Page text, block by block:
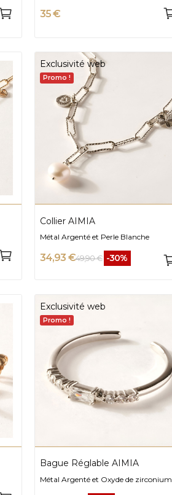
35 €
Exclusivité web
Promo !
Collier AIMIA
Métal Argenté et Perle Blanche
34,93 €49,90 € -30%
Exclusivité web
Promo !
Bague Réglable AIMIA
Métal Argenté et Oxyde de zirconium